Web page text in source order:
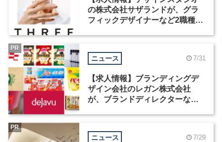
の株式会社サザランドが、グラ
フィックデザイナーなど2職種を
ニュース 7/31
【求人情報】ブランディングデ
ザイン会社のレガン株式会社
が、ブランドディレクターなど3
PR
ニュース 7/29
PR